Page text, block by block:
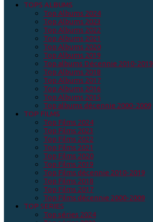
TOPS ALBUMS
Top Albums 2024
Top Albums 2023
Top Albums 2022
Top Albums 2021
Top Albums 2020
Top Albums 2019
Top albums Décennie 2010-2019
Top Albums 2018
Top Albums 2017
Top Albums 2016
Top Albums 2015
Top albums décennie 2000-2009
TOP FILMS
Top Films 2024
Top Films 2023
Top Films 2022
Top Films 2021
Top Films 2020
Top Films 2019
Top Films décennie 2010-2019
Top Films 2018
Top Films 2017
Top Films décennie 2000-2009
TOP SERIES
Top séries 2024